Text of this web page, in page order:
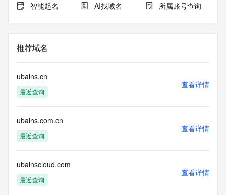
智能起名 AI找域名 所属账号查询
推荐域名
ubains.cn
最近查询
查看详情
ubains.com.cn
最近查询
查看详情
ubainscloud.com
最近查询
查看详情